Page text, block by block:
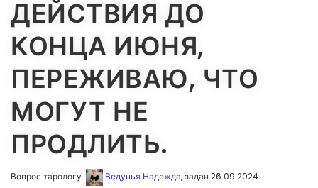
ДЕЙСТВИЯ ДО
КОНЦА ИЮНЯ,
ПЕРЕЖИВАЮ, ЧТО
МОГУТ НЕ
ПРОДЛИТЬ.
Вопрос тарологу: Ведунья Надежда, задан 26.09.2024